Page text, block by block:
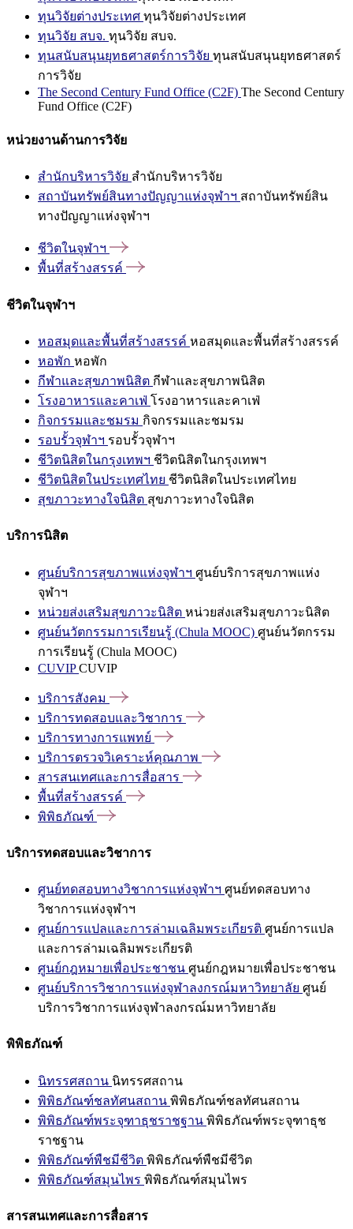
ทุนวิจัยต่างประเทศ ทุนวิจัยต่างประเทศ
ทุนวิจัย สบจ. ทุนวิจัย สบจ.
ทุนสนับสนุนยุทธศาสตร์การวิจัย ทุนสนับสนุนยุทธศาสตร์
การวิจัย
The Second Century Fund Office (C2F) The Second Century
Fund Office (C2F)
หน่วยงานด้านการวิจัย
สำนักบริหารวิจัย สำนักบริหารวิจัย
สถาบันทรัพย์สินทางปัญญาแห่งจุฬาฯ สถาบันทรัพย์สิน
ทางปัญญาแห่งจุฬาฯ
ชีวิตในจุฬาฯ
พื้นที่สร้างสรรค์
ชีวิตในจุฬาฯ
หอสมุดและพื้นที่สร้างสรรค์ หอสมุดและพื้นที่สร้างสรรค์
หอพัก หอพัก
กีฬาและสุขภาพนิสิต กีฬาและสุขภาพนิสิต
โรงอาหารและคาเฟ่ โรงอาหารและคาเฟ่
กิจกรรมและชมรม กิจกรรมและชมรม
รอบรั้วจุฬาฯ รอบรั้วจุฬาฯ
ชีวิตนิสิตในกรุงเทพฯ ชีวิตนิสิตในกรุงเทพฯ
ชีวิตนิสิตในประเทศไทย ชีวิตนิสิตในประเทศไทย
สุขภาวะทางใจนิสิต สุขภาวะทางใจนิสิต
บริการนิสิต
ศูนย์บริการสุขภาพแห่งจุฬาฯ ศูนย์บริการสุขภาพแห่ง
จุฬาฯ
หน่วยส่งเสริมสุขภาวะนิสิต หน่วยส่งเสริมสุขภาวะนิสิต
ศูนย์นวัตกรรมการเรียนรู้ (Chula MOOC) ศูนย์นวัตกรรม
การเรียนรู้ (Chula MOOC)
CUVIPCUVIP
บริการสังคม
บริการทดสอบและวิชาการ
บริการทางการแพทย์
บริการตรวจวิเคราะห์คุณภาพ
สารสนเทศและการสื่อสาร
พื้นที่สร้างสรรค์
พิพิธภัณฑ์
บริการทดสอบและวิชาการ
ศูนย์ทดสอบทางวิชาการแห่งจุฬาฯ ศูนย์ทดสอบทาง
วิชาการแห่งจุฬาฯ
ศูนย์การแปลและการล่ามเฉลิมพระเกียรติ ศูนย์การแปล
และการล่ามเฉลิมพระเกียรติ
ศูนย์กฎหมายเพื่อประชาชน ศูนย์กฎหมายเพื่อประชาชน
ศูนย์บริการวิชาการแห่งจุฬาลงกรณ์มหาวิทยาลัย ศูนย์
บริการวิชาการแห่งจุฬาลงกรณ์มหาวิทยาลัย
พิพิธภัณฑ์
นิทรรศสถาน นิทรรศสถาน
พิพิธภัณฑ์ชลทัศนสถาน พิพิธภัณฑ์ชลทัศนสถาน
พิพิธภัณฑ์พระจุฑาธุชราชฐาน พิพิธภัณฑ์พระจุฑาธุช
ราชฐาน
พิพิธภัณฑ์พืชมีชีวิต พิพิธภัณฑ์พืชมีชีวิต
พิพิธภัณฑ์สมุนไพร พิพิธภัณฑ์สมุนไพร
สารสนเทศและการสื่อสาร